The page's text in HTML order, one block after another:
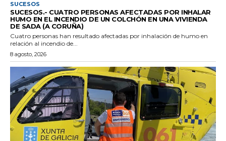
SUCESOS
SUCESOS.- CUATRO PERSONAS AFECTADAS POR INHALAR
HUMO EN EL INCENDIO DE UN COLCHÓN EN UNA VIVIENDA
DE SADA (A CORUÑA)
Cuatro personas han resultado afectadas por inhalación de humo en
relación al incendio de...
8 agosto, 2026